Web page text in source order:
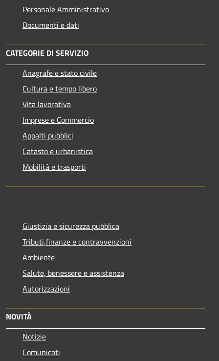
Personale Amministrativo
Documenti e dati
CATEGORIE DI SERVIZIO
Anagrafe e stato civile
Cultura e tempo libero
Vita lavorativa
Imprese e Commercio
Appalti pubblici
Catasto e urbanistica
Mobilità e trasporti
Giustizia e sicurezza pubblica
Tributi,finanze e contravvenzioni
Ambiente
Salute, benessere e assistenza
Autorizzazioni
NOVITÀ
Notizie
Comunicati